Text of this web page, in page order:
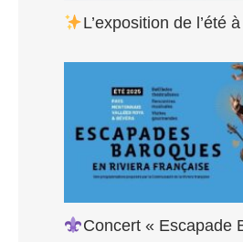
L’exposition de l’été
Concert « Escapade